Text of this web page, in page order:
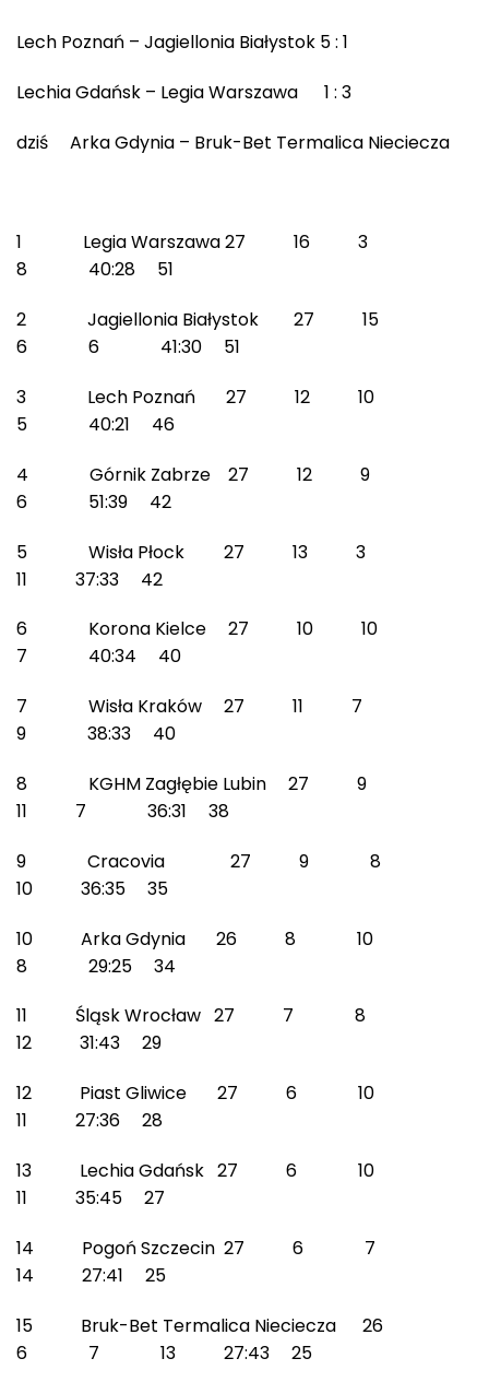
Lech Poznań – Jagiellonia Białystok 5 : 1
Lechia Gdańsk – Legia Warszawa 1 : 3
dziś Arka Gdynia – Bruk-Bet Termalica Nieciecza
1 Legia Warszawa 27 16 3
8 40:28 51
2 Jagiellonia Białystok 27 15
6 6 41:30 51
3 Lech Poznań 27 12 10
5 40:21 46
4 Górnik Zabrze 27 12 9
6 51:39 42
5 Wisła Płock 27 13 3
11 37:33 42
6 Korona Kielce 27 10 10
7 40:34 40
7 Wisła Kraków 27 11 7
9 38:33 40
8 KGHM Zagłębie Lubin 27 9
11 7 36:31 38
9 Cracovia 27 9 8
10 36:35 35
10 Arka Gdynia 26 8 10
8 29:25 34
11 Śląsk Wrocław 27 7 8
12 31:43 29
12 Piast Gliwice 27 6 10
11 27:36 28
13 Lechia Gdańsk 27 6 10
11 35:45 27
14 Pogoń Szczecin 27 6 7
14 27:41 25
15 Bruk-Bet Termalica Nieciecza 26
6 7 13 27:43 25